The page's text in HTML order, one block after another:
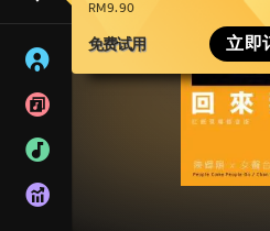
RM9.90
免费试用 立即